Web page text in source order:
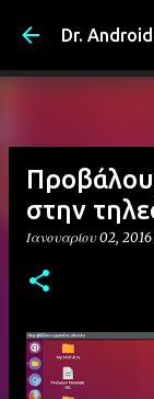
Dr.
στην
Ιανουαρίου 02, 2016